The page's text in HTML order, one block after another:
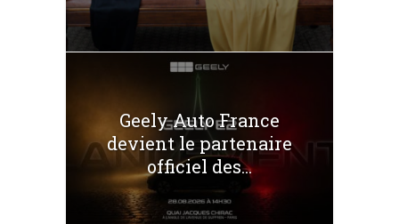
Geely Auto France
devient le partenaire
officiel des...